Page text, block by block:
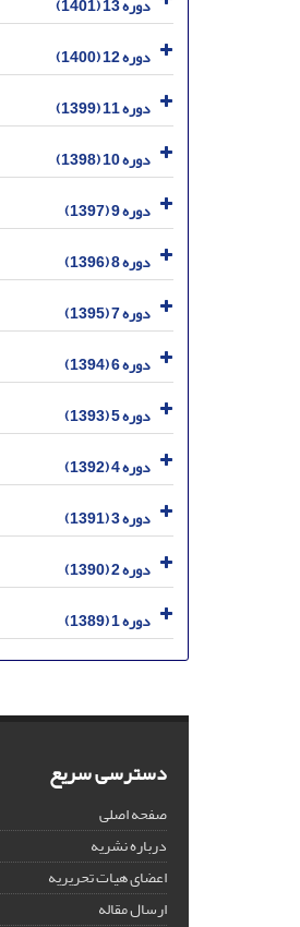
دوره 12 (1400)
دوره 11 (1399)
دوره 10 (1398)
دوره 9 (1397)
دوره 8 (1396)
دوره 7 (1395)
دوره 6 (1394)
دوره 5 (1393)
دوره 4 (1392)
دوره 3 (1391)
دوره 2 (1390)
دوره 1 (1389)
دسترسی سریع
صفحه اصلی
درباره نشریه
اعضای هیات تحریریه
ارسال مقاله